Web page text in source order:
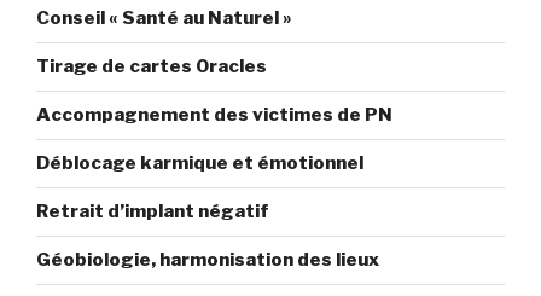
Conseil « Santé au Naturel »
Tirage de cartes Oracles
Accompagnement des victimes de PN
Déblocage karmique et émotionnel
Retrait d’implant négatif
Géobiologie, harmonisation des lieux